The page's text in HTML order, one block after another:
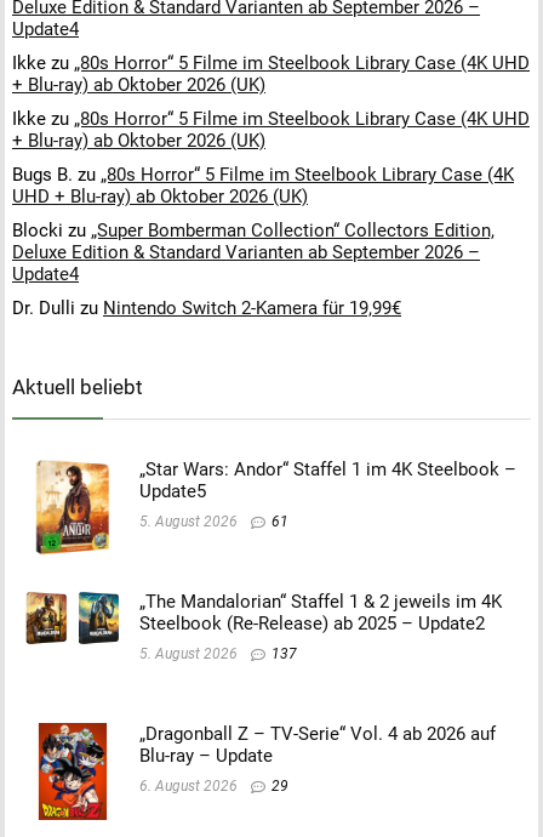
Deluxe Edition & Standard Varianten ab September 2026 –
Update4
Ikke zu „80s Horror“ 5 Filme im Steelbook Library Case (4K UHD
+ Blu-ray) ab Oktober 2026 (UK)
Ikke zu „80s Horror“ 5 Filme im Steelbook Library Case (4K UHD
+ Blu-ray) ab Oktober 2026 (UK)
Bugs B. zu „80s Horror“ 5 Filme im Steelbook Library Case (4K
UHD + Blu-ray) ab Oktober 2026 (UK)
Blocki zu „Super Bomberman Collection“ Collectors Edition,
Deluxe Edition & Standard Varianten ab September 2026 –
Update4
Dr. Dulli zu Nintendo Switch 2-Kamera für 19,99€
Aktuell beliebt
„Star Wars: Andor“ Staffel 1 im 4K Steelbook –
Update5
5. August 2026 61
„The Mandalorian“ Staffel 1 & 2 jeweils im 4K
Steelbook (Re-Release) ab 2025 – Update2
5. August 2026 137
„Dragonball Z – TV-Serie“ Vol. 4 ab 2026 auf
Blu-ray – Update
6. August 2026 29